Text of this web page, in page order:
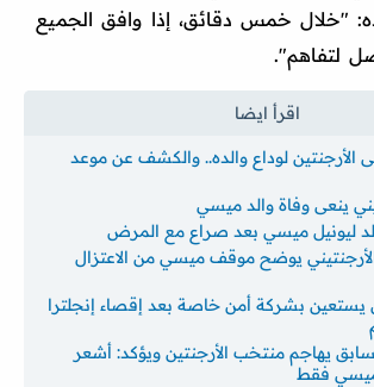
"خلال خمس دقائق، إذا وافق الجميع
لتفاهم".
لوداع والده.. والكشف عن موعد
ينعى وفاة والد ميسي
ليونيل ميسي بعد صراع مع المرض
يوضح موقف ميسي من الاعتزال
يستعين بشركة أمن خاصة بعد إقصاء إنجلترا
يهاجم منتخب الأرجنتين ويؤكد: أشعر
ميسي فقط